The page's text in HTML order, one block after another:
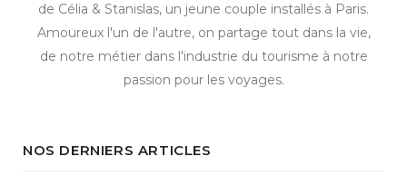
de Célia & Stanislas, un jeune couple installés à Paris.
Amoureux l'un de l'autre, on partage tout dans la vie,
de notre métier dans l'industrie du tourisme à notre
passion pour les voyages.
NOS DERNIERS ARTICLES